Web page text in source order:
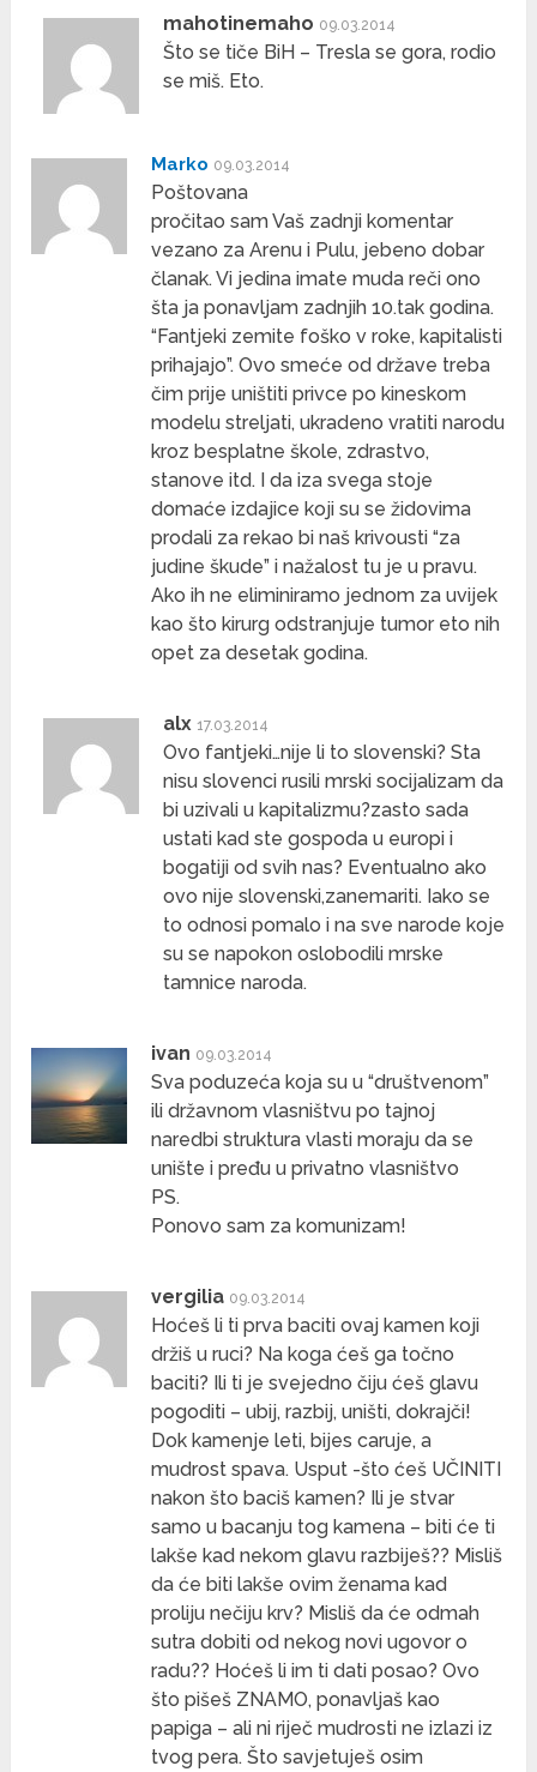
mahotinemaho 09.03.2014
Što se tiče BiH – Tresla se gora, rodio
se miš. Eto.
Marko 09.03.2014
Poštovana
pročitao sam Vaš zadnji komentar
vezano za Arenu i Pulu, jebeno dobar
članak. Vi jedina imate muda reči ono
šta ja ponavljam zadnjih 10.tak godina.
“Fantjeki zemite foško v roke, kapitalisti
prihajajo”. Ovo smeće od države treba
čim prije uništiti privce po kineskom
modelu streljati, ukradeno vratiti narodu
kroz besplatne škole, zdrastvo,
stanove itd. I da iza svega stoje
domaće izdajice koji su se židovima
prodali za rekao bi naš krivousti “za
judine škude” i nažalost tu je u pravu.
Ako ih ne eliminiramo jednom za uvijek
kao što kirurg odstranjuje tumor eto nih
opet za desetak godina.
alx 17.03.2014
Ovo fantjeki…nije li to slovenski? Sta
nisu slovenci rusili mrski socijalizam da
bi uzivali u kapitalizmu?zasto sada
ustati kad ste gospoda u europi i
bogatiji od svih nas? Eventualno ako
ovo nije slovenski,zanemariti. Iako se
to odnosi pomalo i na sve narode koje
su se napokon oslobodili mrske
tamnice naroda.
ivan 09.03.2014
Sva poduzeća koja su u “društvenom”
ili državnom vlasništvu po tajnoj
naredbi struktura vlasti moraju da se
unište i pređu u privatno vlasništvo
PS.
Ponovo sam za komunizam!
vergilia 09.03.2014
Hoćeš li ti prva baciti ovaj kamen koji
držiš u ruci? Na koga ćeš ga točno
baciti? Ili ti je svejedno čiju ćeš glavu
pogoditi – ubij, razbij, uništi, dokrajči!
Dok kamenje leti, bijes caruje, a
mudrost spava. Usput -što ćeš UČINITI
nakon što baciš kamen? Ili je stvar
samo u bacanju tog kamena – biti će ti
lakše kad nekom glavu razbiješ?? Misliš
da će biti lakše ovim ženama kad
proliju nečiju krv? Misliš da će odmah
sutra dobiti od nekog novi ugovor o
radu?? Hoćeš li im ti dati posao? Ovo
što pišeš ZNAMO, ponavljaš kao
papiga – ali ni riječ mudrosti ne izlazi iz
tvog pera. Što savjetuješ osim